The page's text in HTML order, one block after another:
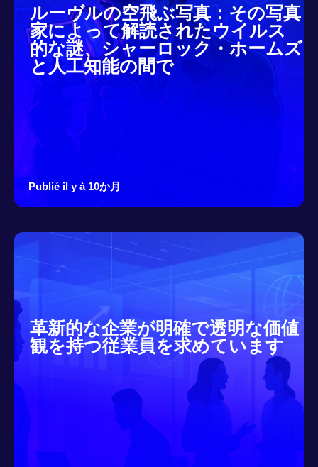
ルーヴルの空飛ぶ写真：その写真
家によって解読されたウイルス
的な謎、シャーロック・ホームズ
と人工知能の間で
Publié il y à 10か月
革新的な企業が明確で透明な価値
観を持つ従業員を求めています